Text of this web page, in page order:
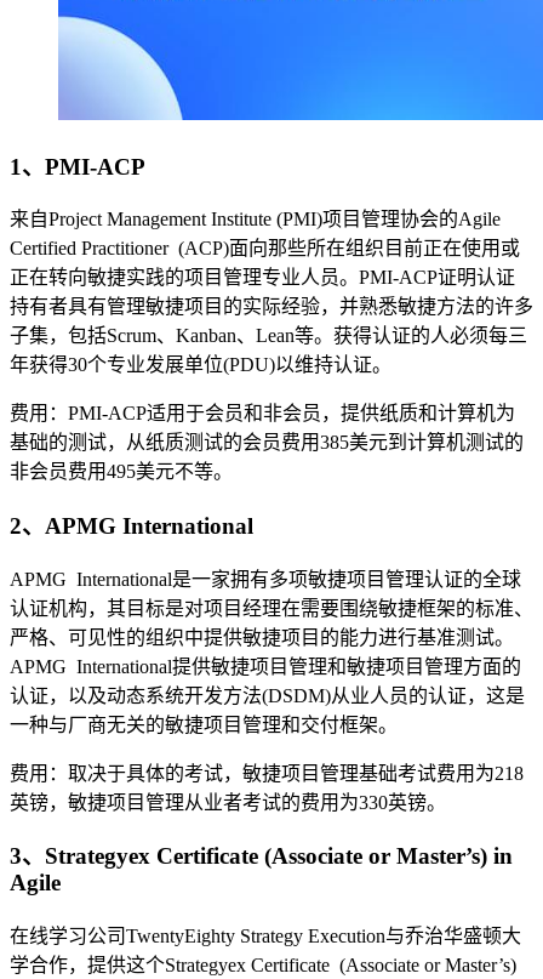
1、PMI-ACP
来自Project Management Institute (PMI)项目管理协会的Agile
Certified Practitioner (ACP)面向那些所在组织目前正在使用或
正在转向敏捷实践的项目管理专业人员。PMI-ACP证明认证
持有者具有管理敏捷项目的实际经验，并熟悉敏捷方法的许多
子集，包括Scrum、Kanban、Lean等。获得认证的人必须每三
年获得30个专业发展单位(PDU)以维持认证。
费用：PMI-ACP适用于会员和非会员，提供纸质和计算机为
基础的测试，从纸质测试的会员费用385美元到计算机测试的
非会员费用495美元不等。
2、APMG International
APMG International是一家拥有多项敏捷项目管理认证的全球
认证机构，其目标是对项目经理在需要围绕敏捷框架的标准、
严格、可见性的组织中提供敏捷项目的能力进行基准测试。
APMG International提供敏捷项目管理和敏捷项目管理方面的
认证，以及动态系统开发方法(DSDM)从业人员的认证，这是
一种与厂商无关的敏捷项目管理和交付框架。
费用：取决于具体的考试，敏捷项目管理基础考试费用为218
英镑，敏捷项目管理从业者考试的费用为330英镑。
3、Strategyex Certificate (Associate or Master’s) in
Agile
在线学习公司TwentyEighty Strategy Execution与乔治华盛顿大
学合作，提供这个Strategyex Certificate (Associate or Master’s)